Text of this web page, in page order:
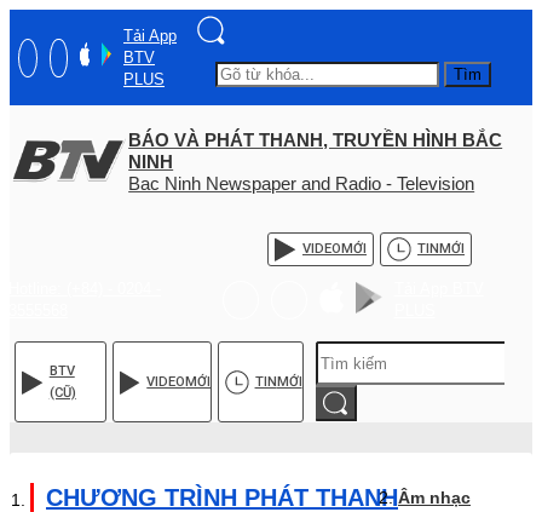
Tải App
BTV
PLUS
Tìm
BÁO VÀ PHÁT THANH, TRUYỀN HÌNH BẮC
NINH
Bac Ninh Newspaper and Radio - Television
VIDEOMỚI TINMỚI
BTV
(CŨ)
VIDEOMỚI TINMỚI
CHƯƠNG TRÌNH PHÁT THANHÂm nhạc